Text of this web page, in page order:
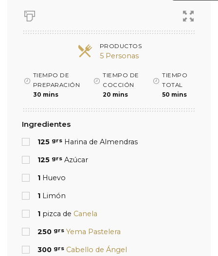
PRODUCTOS
5 Personas
TIEMPO DE
PREPARACIÓN
30 mins
TIEMPO DE
COCCIÓN
20 mins
TIEMPO
TOTAL
50 mins
Ingredientes
125 grs Harina de Almendras
125 grs Azúcar
1 Huevo
1 Limón
1 pizca de Canela
250 grs Yema Pastelera
300 grs Cabello de Ángel